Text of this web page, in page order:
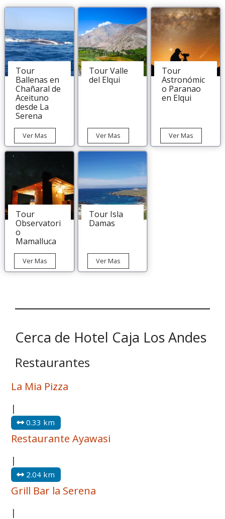
Tour
Ballenas en
Chañaral de
Aceituno
desde La
Serena
Ver Mas
Ballenas
en
Chañaral
de
Aceituno
desde
La
Tour Valle
del Elqui
Ver MasTour
Valle
del
Elqui
Tour
Astronómic
o Paranao
en Elqui
Ver Mas
Tour
Observatori
o
Mamalluca
Ver Mas
Observatorio
Tour Isla
Damas
Ver MasTour
Isla
Cerca de Hotel Caja Los Andes
Restaurantes
La Mia Pizza
|
0.33 km
Restaurante Ayawasi
|
2.04 km
Grill Bar la Serena
|